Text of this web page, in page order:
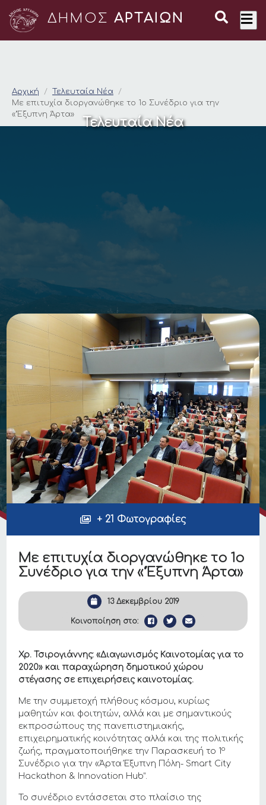
ΔΗΜΟΣ ΑΡΤΑΙΩΝ
Με επιτυχία
Αρχική
Τελευταία Νέα
Με επιτυχία διοργανώθηκε το 1ο Συνέδριο για την
«‘Έξυπνη Άρτα»
Τελευταία Νέα
+ 21 Φωτογραφίες
Με επιτυχία διοργανώθηκε το 1ο
Συνέδριο για την «‘Έξυπνη Άρτα»
13 Δεκεμβρίου 2019
Κοινοποίηση στο:
Χρ. Τσιρογιάννης: «Διαγωνισμός Καινοτομίας για το
2020» και παραχώρηση δημοτικού χώρου
στέγασης σε επιχειρήσεις καινοτομίας.
Με την συμμετοχή πλήθους κόσμου, κυρίως
μαθητών και φοιτητών, αλλά και με σημαντικούς
εκπροσώπους της πανεπιστημιακής,
επιχειρηματικής κοινότητας αλλά και της πολιτικής
ζωής, πραγματοποιήθηκε την Παρασκευή το 1ο
Συνέδριο για την «Άρτα Έξυπνη Πόλη- Smart City
Hackathon & Innovation Hub”.
Το συνέδριο εντάσσεται στο πλαίσιο της